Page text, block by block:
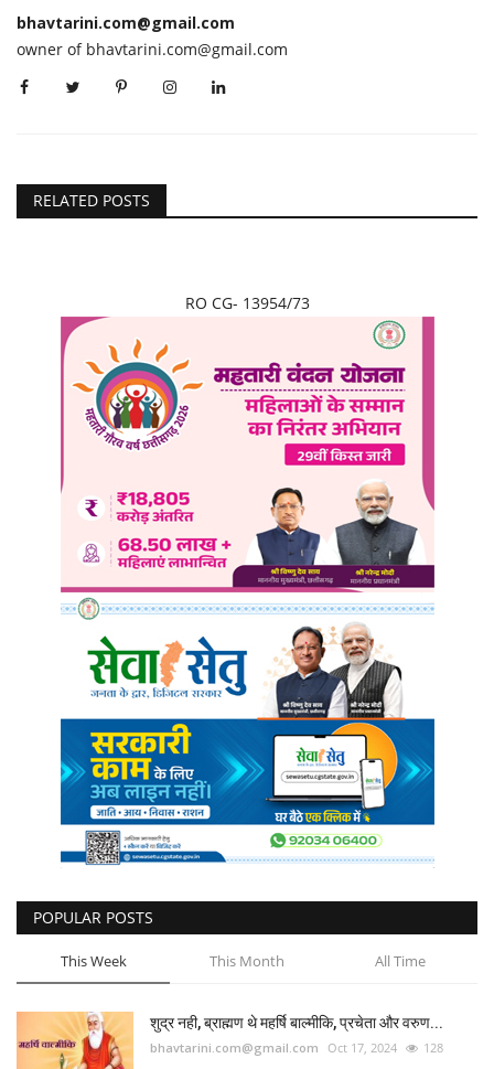
bhavtarini.com@gmail.com
owner of bhavtarini.com@gmail.com
RELATED POSTS
RO CG- 13954/73
POPULAR POSTS
This Week This Month All Time
शुद्र नही, ब्राह्मण थे महर्षि बाल्मीकि, प्रचेता और वरुण...
bhavtarini.com@gmail.com Oct 17, 2024 128